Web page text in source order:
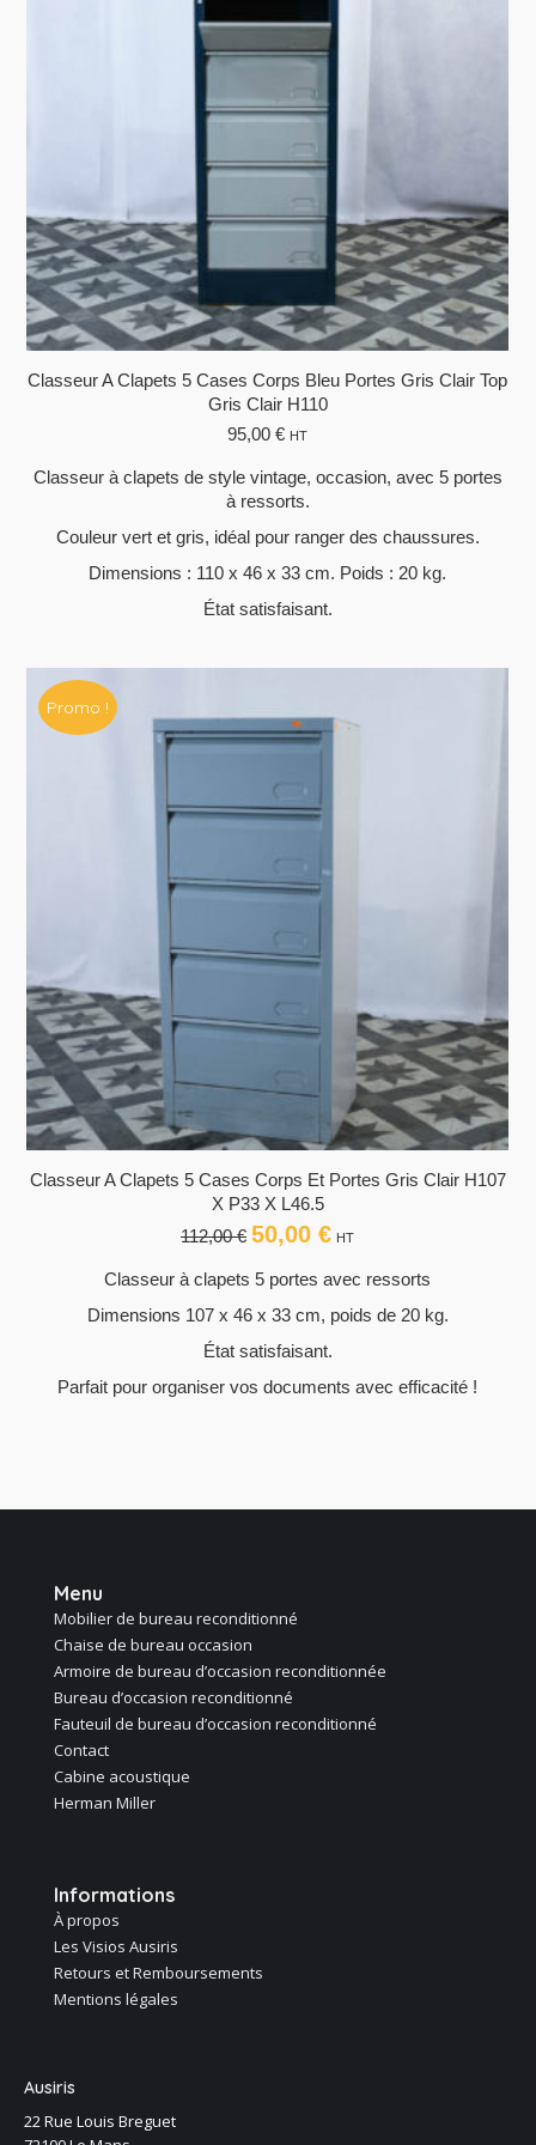
Classeur A Clapets 5 Cases Corps Bleu Portes Gris Clair Top
Gris Clair H110
95,00 € HT
Classeur à clapets de style vintage, occasion, avec 5 portes
à ressorts.
Couleur vert et gris, idéal pour ranger des chaussures.
Dimensions : 110 x 46 x 33 cm. Poids : 20 kg.
État satisfaisant.
Promo !
Classeur A Clapets 5 Cases Corps Et Portes Gris Clair H107
X P33 X L46.5
112,00€ Le
initial
était :
112,00 €.
50,00 €Le
actuel
est :
50,00 €.
HT
Classeur à clapets 5 portes avec ressorts
Dimensions 107 x 46 x 33 cm, poids de 20 kg.
État satisfaisant.
Parfait pour organiser vos documents avec efficacité !
Menu
Mobilier de bureau reconditionné
Chaise de bureau occasion
Armoire de bureau d’occasion reconditionnée
Bureau d’occasion reconditionné
Fauteuil de bureau d’occasion reconditionné
Contact
Cabine acoustique
Herman Miller
Informations
À propos
Les Visios Ausiris
Retours et Remboursements
Mentions légales
Ausiris
22 Rue Louis Breguet